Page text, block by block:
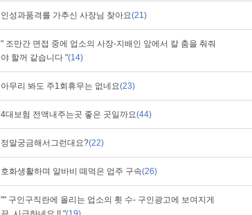
인성과품격를 가추신 사장님 찾아요(21)
" 조만간 면접 중에 업소의 사장-지배인 앞에서 칼 춤을 춰줘
야 할꺼 같습니다 "(14)
아무리 봐도 주1회휴무는 없네요(23)
4대보험 전액내주는곳 좋은 곳일까요(44)
정말궁금해서그런대요?(22)
호화생활하며 알바비 떼먹은 업주 구속(26)
"" 구인구직란에 올리는 업소의 횟 수- 구인광고에 보여지게